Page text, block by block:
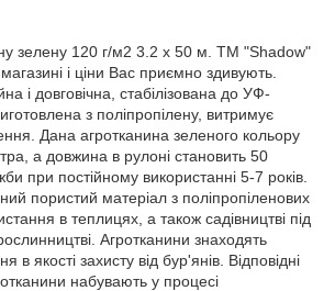
зелену 120 г/м2 3.2 х 50 м. ТМ "Shadow"
і ціни Вас приємно здивують.
і довговічна, стабілізована до УФ-
з поліпропілену, витримує
Дана агротканина зеленого кольору
а довжина в рулоні становить 50
при постійному використанні 5-7 років.
пористий матеріал з поліпропіленових
в теплицях, а також садівництві під
Агротканини знаходять
в якості захисту від бур'янів. Відповідні
набувають у процесі